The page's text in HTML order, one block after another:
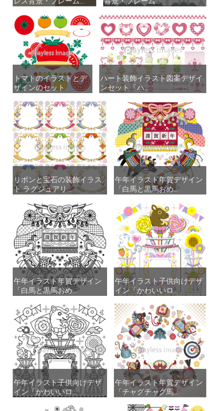
トマトのイラストとデ
ザインのセット
トマトのイラストとデ
ザインのセット
ハート装飾イラスト図案デザイ
ンセット「ハ...
ハート装飾イラスト図案デザイ
ンセット「ハ...
リボンと宝石の装飾イラス
ト ラグジュアリ...
リボンと宝石の装飾イラス
ト ラグジュアリ...
午年イラスト年賀デザイン
「白馬と黒馬おめ...
午年イラスト年賀デザイン
「白馬と黒馬おめ...
午年イラスト年賀デザイン
「白馬と黒馬おめ...
午年イラスト年賀デザイン
「白馬と黒馬おめ...
午年イラスト子供向けデザ
イン「かわいいロ...
午年イラスト子供向けデザ
イン「かわいいロ...
午年イラスト子供向けデザ
イン「かわいいロ...
午年イラスト子供向けデザ
イン「かわいいロ...
午年イラスト年賀デザイン
「チャグチャグ馬...
午年イラスト年賀デザイン
「チャグチャグ馬...